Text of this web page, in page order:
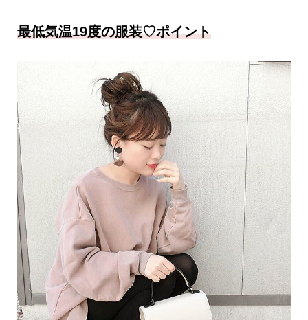
最低気温19度の服装♡ポイント